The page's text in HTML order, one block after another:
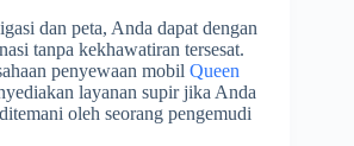
dan peta, Anda dapat dengan
tanpa kekhawatiran tersesat.
penyewaan mobil Queen
layanan supir jika Anda
oleh seorang pengemudi